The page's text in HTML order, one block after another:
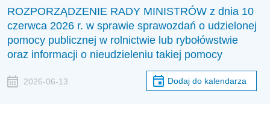
ROZPORZĄDZENIE RADY MINISTRÓW z dnia 10
czerwca 2026 r. w sprawie sprawozdań o udzielonej
pomocy publicznej w rolnictwie lub rybołówstwie
oraz informacji o nieudzieleniu takiej pomocy
2026-06-13 Dodaj do kalendarza